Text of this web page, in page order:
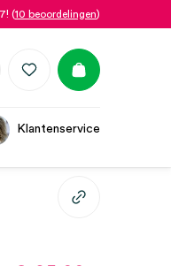
(10 beoordelingen)
Klantenservice